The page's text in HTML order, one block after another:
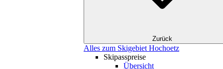
Zurück
Alles zum Skigebiet Hochoetz
Skipasspreise
Übersicht